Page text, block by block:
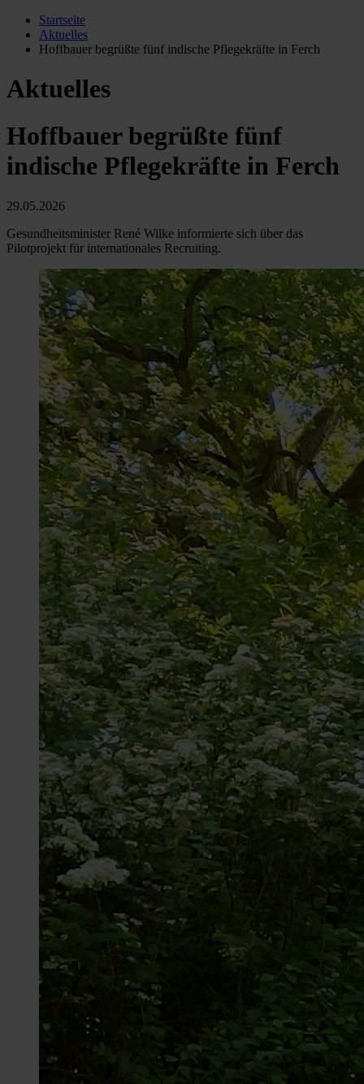
Startseite
Aktuelles
Hoffbauer begrüßte fünf indische Pflegekräfte in Ferch
Aktuelles
Hoffbauer begrüßte fünf
indische Pflegekräfte in Ferch
29.05.2026
Gesundheitsminister René Wilke informierte sich über das
Pilotprojekt für internationales Recruiting.